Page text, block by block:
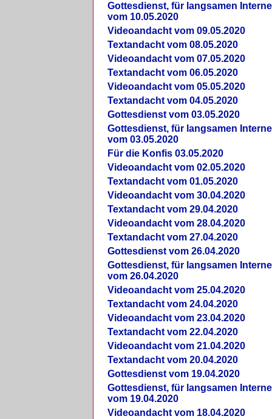
Gottesdienst, für langsamen
vom 10.05.2020
Videoandacht vom 09.05.2020
Textandacht vom 08.05.2020
Videoandacht vom 07.05.2020
Textandacht vom 06.05.2020
Videoandacht vom 05.05.2020
Textandacht vom 04.05.2020
Gottesdienst vom 03.05.2020
Gottesdienst, für langsamen
vom 03.05.2020
Für die Konfis 03.05.2020
Videoandacht vom 02.05.2020
Textandacht vom 01.05.2020
Videoandacht vom 30.04.2020
Textandacht vom 29.04.2020
Videoandacht vom 28.04.2020
Textandacht vom 27.04.2020
Gottesdienst vom 26.04.2020
Gottesdienst, für langsamen
vom 26.04.2020
Videoandacht vom 25.04.2020
Textandacht vom 24.04.2020
Videoandacht vom 23.04.2020
Textandacht vom 22.04.2020
Videoandacht vom 21.04.2020
Textandacht vom 20.04.2020
Gottesdienst vom 19.04.2020
Gottesdienst, für langsamen
vom 19.04.2020
Videoandacht vom 18.04.2020